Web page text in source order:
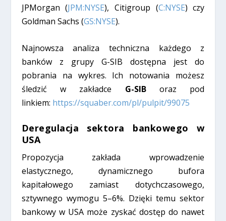
JPMorgan (JPM:NYSE), Citigroup (C:NYSE) czy
Goldman Sachs (GS:NYSE).
Najnowsza analiza techniczna każdego z
banków z grupy G-SIB dostępna jest do
pobrania na wykres. Ich notowania możesz
śledzić w zakładce G-SIBoraz pod
linkiem: https://squaber.com/pl/pulpit/99075
Deregulacja sektora bankowego w
USA
Propozycja zakłada wprowadzenie
elastycznego, dynamicznego bufora
kapitałowego zamiast dotychczasowego,
sztywnego wymogu 5–6%. Dzięki temu sektor
bankowy w USA może zyskać dostęp do nawet